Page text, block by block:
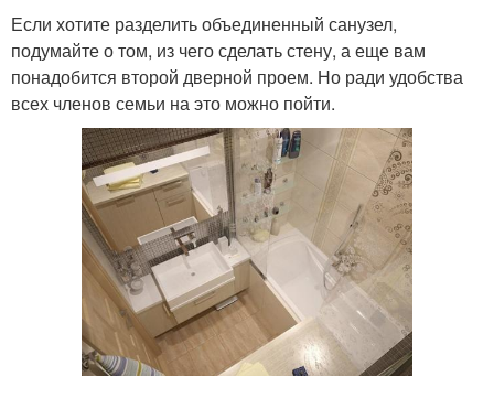
Вентиляции в
совмещенных санузлах
Небольшие санузлы
Санузлы в частном
доме
Санузел из раздельного
обьект
Если хотите разделить объединенный санузел,
подумайте о том, из чего сделать стену, а еще вам
понадобится второй дверной проем. Но ради удобства
всех членов семьи на это можно пойти.